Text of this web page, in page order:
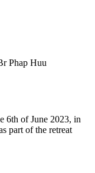
Phap Huu
6th of June 2023, in
part of the retreat